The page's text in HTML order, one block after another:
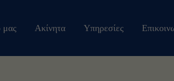
μας Ακίνητα Υπηρεσίες